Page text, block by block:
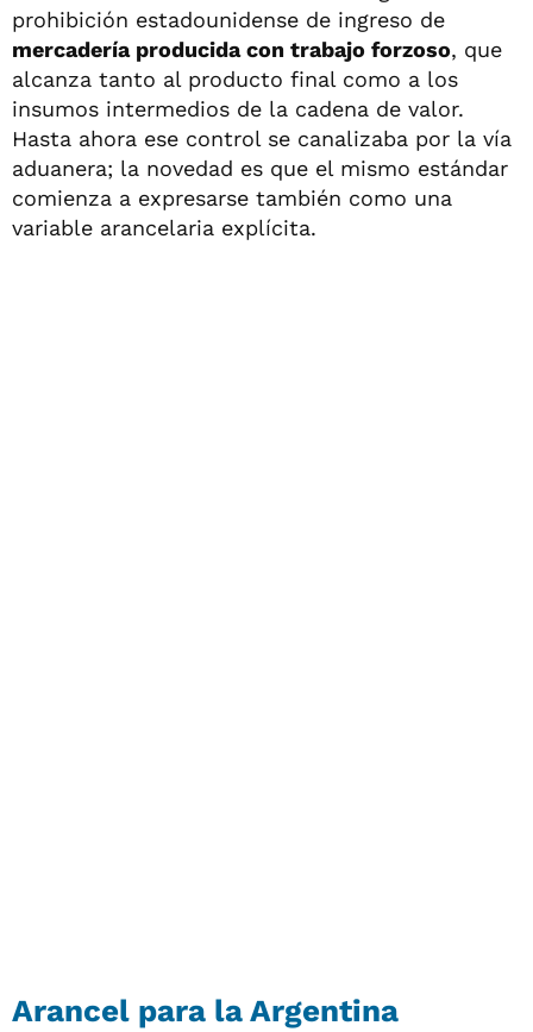
prohibición estadounidense de ingreso de
mercadería producida con trabajo forzoso, que
alcanza tanto al producto final como a los
insumos intermedios de la cadena de valor.
Hasta ahora ese control se canalizaba por la vía
aduanera; la novedad es que el mismo estándar
comienza a expresarse también como una
variable arancelaria explícita.
Arancel para la Argentina